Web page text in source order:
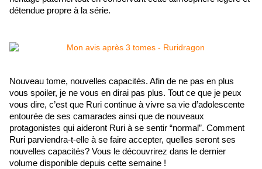
détendue propre à la série.
Nouveau tome, nouvelles capacités. Afin de ne pas en plus
vous spoiler, je ne vous en dirai pas plus. Tout ce que je peux
vous dire, c’est que Ruri continue à vivre sa vie d’adolescente
entourée de ses camarades ainsi que de nouveaux
protagonistes qui aideront Ruri à se sentir “normal”. Comment
Ruri parviendra-t-elle à se faire accepter, quelles seront ses
nouvelles capacités? Vous le découvrirez dans le dernier
volume disponible depuis cette semaine !